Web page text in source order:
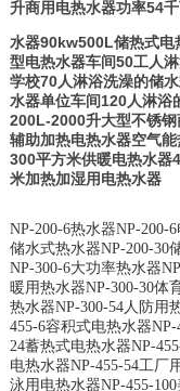
升商用电热水器功率54
水器90kw500L储热式电
型电热水器车间50工人
学校70人淋浴洗澡的储
水器单位车间120人淋浴
200L-2000升大型不锈
辅助加热电热水器空气
300平方米供暖电热水器
米加热加湿用电热水器
NP-200-6热水器NP-200-
储水式热水器NP-200-30
NP-300-6大功率热水器
暖用热水器NP-300-30体
热水器NP-300-54人防用
455-6容积式电热水器
24蓄热式电热水器NP-
电热水器NP-455-54工厂
泳用电热水器NP-455-